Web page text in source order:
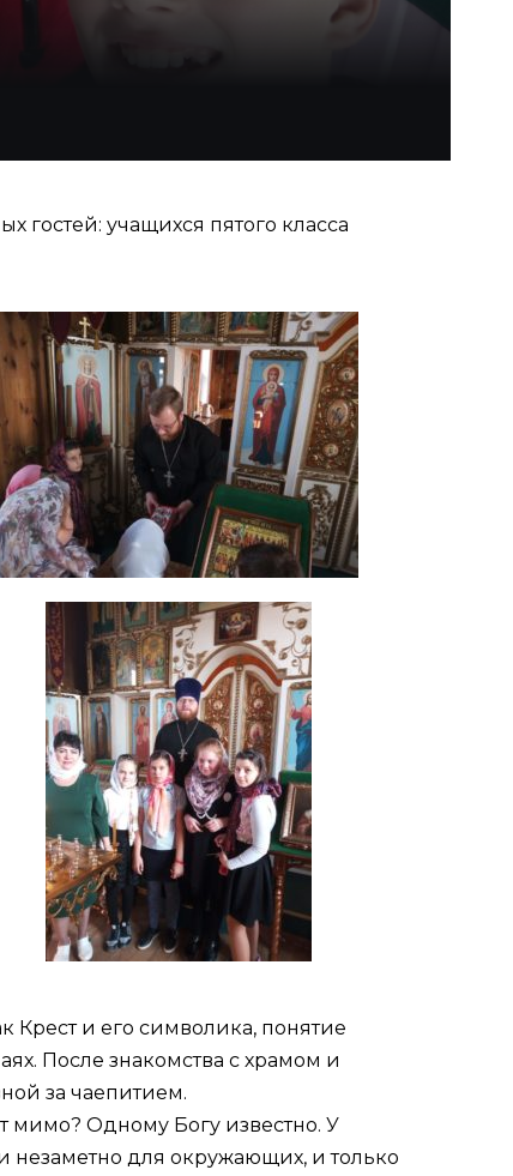
гостей: учащихся пятого класса
Крест и его символика, понятие
После знакомства с храмом и
за чаепитием.
мимо? Одному Богу известно. У
незаметно для окружающих, и только